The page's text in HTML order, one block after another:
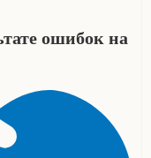
ошибок на